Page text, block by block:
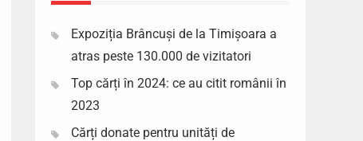
Expoziția Brâncuși de la Timișoara a
atras peste 130.000 de vizitatori
Top cărți în 2024: ce au citit românii în
2023
Cărți donate pentru unități de